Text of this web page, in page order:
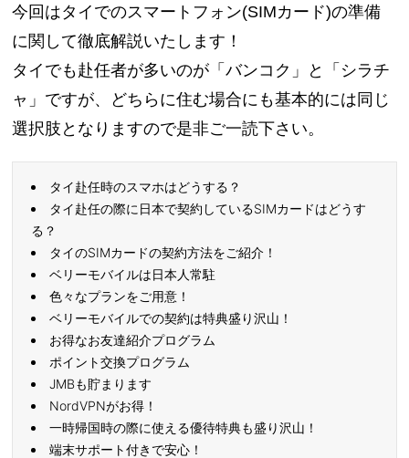
今回はタイでのスマートフォン(SIMカード)の準備
に関して徹底解説いたします！
タイでも赴任者が多いのが「バンコク」と「シラチ
ャ」ですが、どちらに住む場合にも基本的には同じ
選択肢となりますので是非ご一読下さい。
タイ赴任時のスマホはどうする？
タイ赴任の際に日本で契約しているSIMカードはどうす
る？
タイのSIMカードの契約方法をご紹介！
ベリーモバイルは日本人常駐
色々なプランをご用意！
ベリーモバイルでの契約は特典盛り沢山！
お得なお友達紹介プログラム
ポイント交換プログラム
JMBも貯まります
NordVPNがお得！
一時帰国時の際に使える優待特典も盛り沢山！
端末サポート付きで安心！